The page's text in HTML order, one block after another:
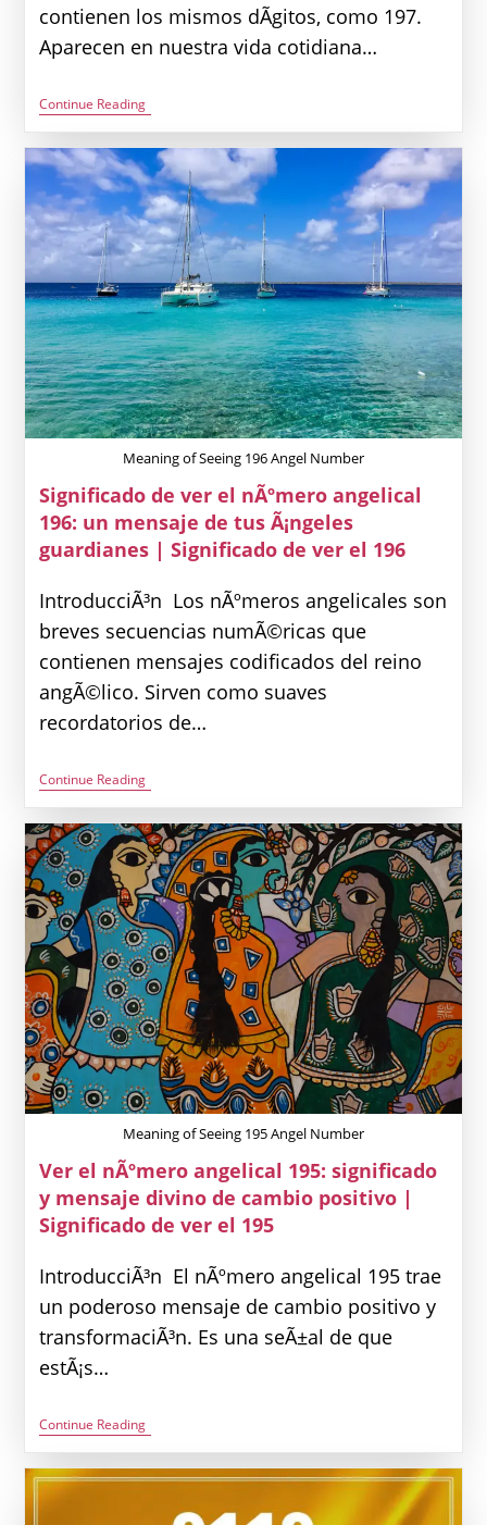
contienen los mismos dÃ­gitos, como 197.
Aparecen en nuestra vida cotidiana…
Continue ReadingVer
El
NÃºmero
Angelical
197:
Significado,
Un
Mensaje
Divino
De
Crecimiento
Y
Positividad
|
Significado
De
Ver
197
Meaning of Seeing 196 Angel Number
Significado de ver el nÃºmero angelical
196: un mensaje de tus Ã¡ngeles
guardianes | Significado de ver el 196
IntroducciÃ³n Los nÃºmeros angelicales son
breves secuencias numÃ©ricas que
contienen mensajes codificados del reino
angÃ©lico. Sirven como suaves
recordatorios de…
Continue ReadingSignificado
De
Ver
El
NÃºmero
Angelical
196:
Un
Mensaje
De
Tus
Ã¡ngeles
Guardianes
|
Significado
De
Ver
196
Meaning of Seeing 195 Angel Number
Ver el nÃºmero angelical 195: significado
y mensaje divino de cambio positivo |
Significado de ver el 195
IntroducciÃ³n El nÃºmero angelical 195 trae
un poderoso mensaje de cambio positivo y
transformaciÃ³n. Es una seÃ±al de que
estÃ¡s…
Continue ReadingVer
El
NÃºmero
Angelical
Significado